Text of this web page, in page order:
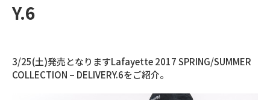
Y.6
3/25(土)発売となりますLafayette 2017 SPRING/SUMMER
COLLECTION – DELIVERY.6をご紹介。